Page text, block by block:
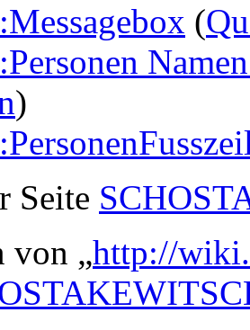
(
)
Seite
von „http://